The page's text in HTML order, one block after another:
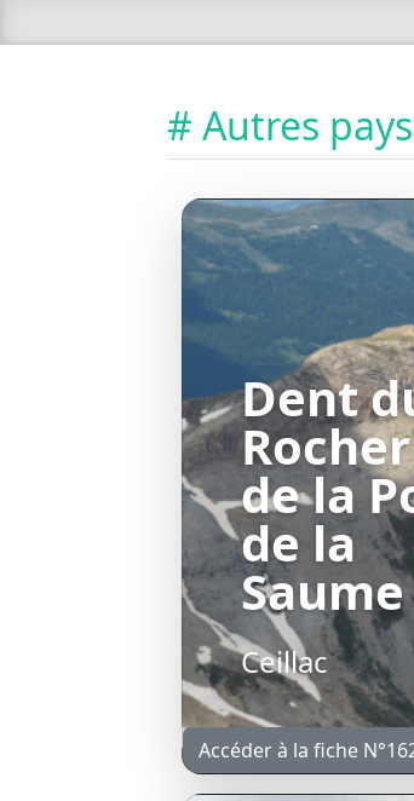
# Autres
Dent
de la
de la
Saume
Ceillac
Accéder à la fiche